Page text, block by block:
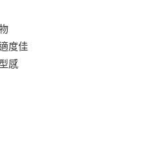
免運費
度佳
感